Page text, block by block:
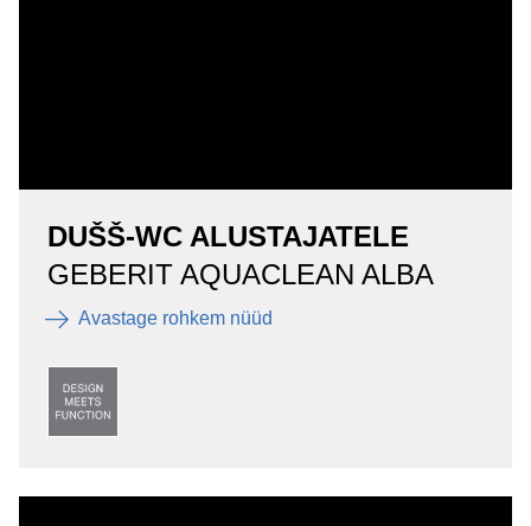
DUŠŠ-WC ALUSTAJATELE
GEBERIT AQUACLEAN ALBA
Avastage rohkem nüüd